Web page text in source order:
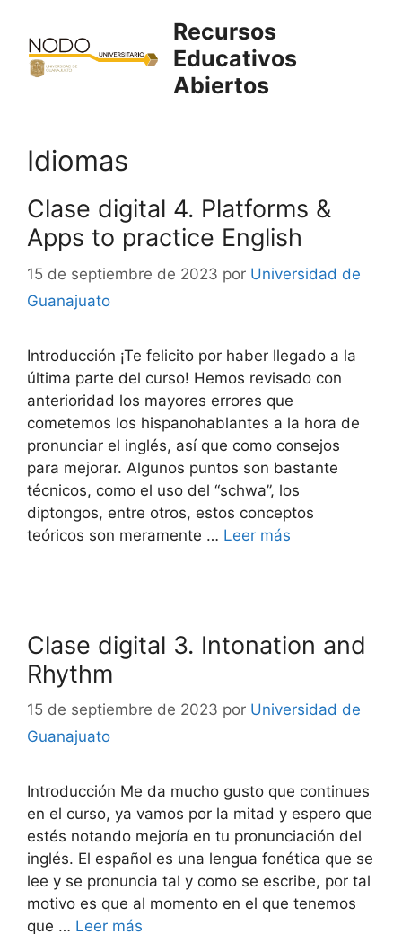
contenido
Recursos
Educativos
Abiertos
Idiomas
Clase digital 4. Platforms &
Apps to practice English
15 de septiembre de 2023 por Universidad de
Guanajuato
Introducción ¡Te felicito por haber llegado a la
última parte del curso! Hemos revisado con
anterioridad los mayores errores que
cometemos los hispanohablantes a la hora de
pronunciar el inglés, así que como consejos
para mejorar. Algunos puntos son bastante
técnicos, como el uso del “schwa”, los
diptongos, entre otros, estos conceptos
teóricos son meramente … Leer más
Clase digital 3. Intonation and
Rhythm
15 de septiembre de 2023 por Universidad de
Guanajuato
Introducción Me da mucho gusto que continues
en el curso, ya vamos por la mitad y espero que
estés notando mejoría en tu pronunciación del
inglés. El español es una lengua fonética que se
lee y se pronuncia tal y como se escribe, por tal
motivo es que al momento en el que tenemos
que … Leer más